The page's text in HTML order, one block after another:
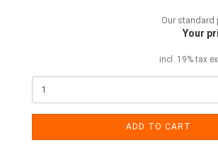
Our standard
Your
incl. 19% tax
ADD TO CART